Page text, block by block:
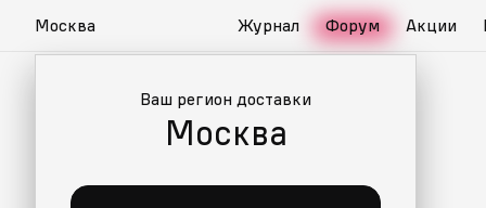
Москва
Ваш регион доставки
Москва
Журнал Форум Акции